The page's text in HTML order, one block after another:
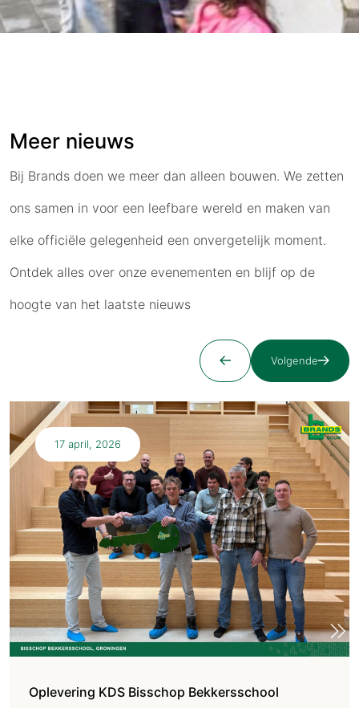
Meer nieuws
Bij Brands doen we meer dan alleen bouwen. We zetten
ons samen in voor een leefbare wereld en maken van
elke officiële gelegenheid een onvergetelijk moment.
Ontdek alles over onze evenementen en blijf op de
hoogte van het laatste nieuws
Volgende
17 april, 2026
Oplevering KDS Bisschop Bekkersschool